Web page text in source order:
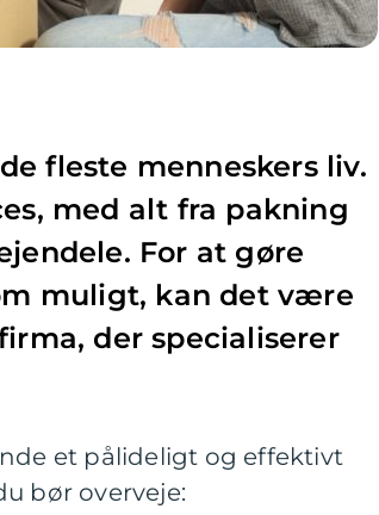
fleste menneskers liv.
med alt fra pakning
For at gøre
muligt, kan det være
der specialiserer
et pålideligt og effektivt
bør overveje: